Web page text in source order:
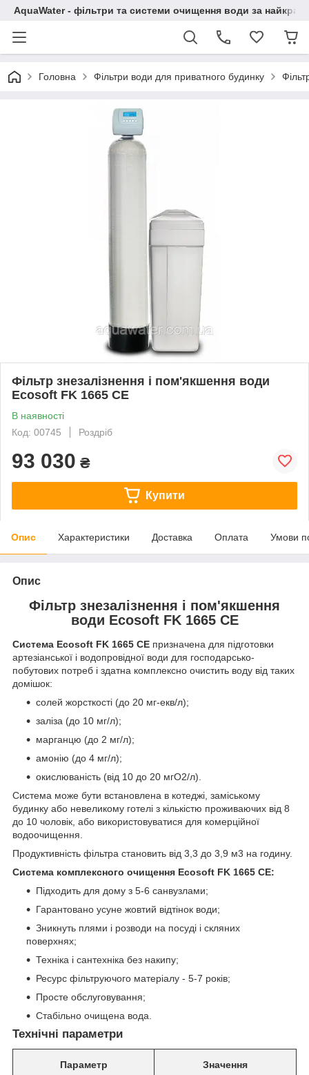
AquaWater - фільтри та системи очищення води за
Головна Фільтри води для приватного будинку
Фільтр знезалізнення і пом'якшення води
Ecosoft FK 1665 CE
В наявності
Код: 00745
Роздріб
93 030 ₴
Купити
Опис Характеристики Доставка Оплата Умови
Опис
Фільтр знезалізнення і пом'якшення
води Ecosoft FK 1665 CE
Система Ecosoft FK 1665 CE призначена для підготовки
артезіанської і водопровідної води для господарсько-
побутових потреб і здатна комплексно очистить воду від таких
домішок:
солей жорсткості (до 20 мг-екв/л);
заліза (до 10 мг/л);
марганцю (до 2 мг/л);
амонію (до 4 мг/л);
окислюваність (від 10 до 20 мгО2/л).
Система може бути встановлена в котеджі, заміському
будинку або невеликому готелі з кількістю проживаючих від 8
до 10 чоловік, або використовуватися для комерційної
водоочищення.
Продуктивність фільтра становить від 3,3 до 3,9 м3 на годину.
Система комплексного очищення Ecosoft FK 1665 CE:
Підходить для дому з 5-6 санвузлами;
Гарантовано усуне жовтий відтінок води;
Зникнуть плями і розводи на посуді і скляних
поверхнях;
Техніка і сантехніка без накипу;
Ресурс фільтруючого матеріалу - 5-7 років;
Просте обслуговування;
Стабільно очищена вода.
Технічні параметри
Параметр Значення